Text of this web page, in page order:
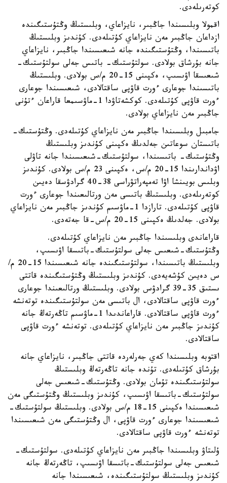
كوتەرىلەدى.
اقمولا وبلىسىندا جاڭبىر، نايزاعاي، وبلىستىڭ وڭتۇستىگىندە
ازداعان جاڭبىر مەن نايزاعاي كۇتىلەدى. كۇندىز وبلىستىڭ
باتىسىندا، وڭتۇستىگىندە جانە شىعىسىندا جاڭبىر، نايزاعاي
جانە بۇرشاق بولادى. سولتۇستىك- باتىس جەلى سولتۇستىك-
شىعىسقا اۋىسىپ، ەكپىنى 15-20 م/س بولادى. وبلىستىڭ
باتىسىندا جوعارى ءورت قاۋپى ساقتالادى، شىعىسىندا جوعارى
ءورت قاۋپى كۇتىلەدى. كوكشەتاۋدا 1-ماۋسىمعا قاراعان ءتۇنى
جاڭبىر مەن نايزاعاي بولادى.
جامبىل وبلىسىندا جاڭبىر مەن نايزاعاي كۇتىلەدى. وڭتۇستىك-
باتىستان سوعاتىن جەلدىڭ ەكپىنى كۇندىز وبلىستىڭ
وڭتۇستىك- باتىسىندا، سولتۇستىك-شىعىسىندا جانە تاۋلى
اۋداندارىندا 15-20 م/س، ەكپىنى 23 م/س بولادى. كۇندىز
وبلىس بويىنشا اۋا تەمپەراتۋراسى 38-40 گرادۋسقا دەيىن
كوتەرىلەدى. وبلىستىڭ باتىسى مەن ورتالىعىندا جوعارى ءورت
قاۋپى كۇتىلەدى. تارازدا 1-ماۋسىم كۇندىز جاڭبىر مەن نايزاعاي
بولادى. جەلدىڭ ەكپىنى 15-20 م/س-قا جەتەدى.
قاراعاندى وبلىسىندا جاڭبىر مەن نايزاعاي كۇتىلەدى.
وڭتۇستىك-شىعىس جەلى سولتۇستىك-باتىسقا اۋىسىپ،
وبلىستىڭ باتىسىندا، سولتۇستىگىندە جانە شىعىسىندا 15-20 م/
س دەيىن كۇشەيەدى. كۇندىز وبلىستىڭ وڭتۇستىگىندە قاتتى
ىستىق 35-39 گرادۋس بولادى. وبلىستىڭ ورتالىعىندا جوعارى
ءورت قاۋپى ساقتالادى، ال باتىسى مەن سولتۇستىگىندە توتەنشە
ءورت قاۋپى ساقتالادى. قاراعاندىدا 1-ماۋسىم تاڭەرتەڭ جانە
كۇندىز جاڭبىر مەن نايزاعاي كۇتىلەدى. توتەنشە ءورت قاۋپى
ساقتالادى.
اقتوبە وبلىسىندا كەي جەرلەردە قاتتى جاڭبىر، نايزاعاي جانە
بۇرشاق كۇتىلەدى. تۇندە جانە تاڭەرتەڭ وبلىستىڭ
سولتۇستىگىندە تۇمان بولادى. وڭتۇستىك-شىعىس جەلى
سولتۇستىك-باتىسقا اۋىسىپ، كۇندىز وبلىستىڭ وڭتۇستىگى مەن
شىعىسىندا ەكپىنى 15-18 م/س بولادى. وبلىستىڭ سولتۇستىك-
شىعىسىندا جوعارى ءورت قاۋپى، ال وڭتۇستىگى مەن شىعىسىندا
توتەنشە ءورت قاۋپى ساقتالادى.
ۇلىتاۋ وبلىسىندا جاڭبىر مەن نايزاعاي كۇتىلەدى. سولتۇستىك-
شىعىس جەلى سولتۇستىك-باتىسقا اۋىسىپ، تاڭەرتەڭ جانە
كۇندىز وبلىستىڭ سولتۇستىگىندە، شىعىسىندا جانە